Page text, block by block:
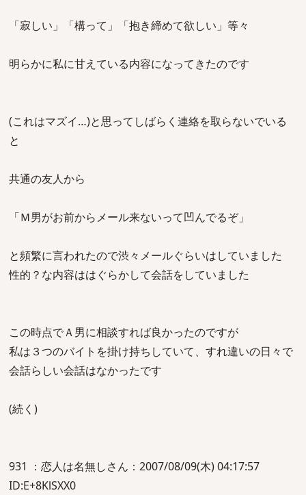
「寂しい」「構って」「抱き締めて欲しい」等々
明らかに私に甘えている内容になってきたのです
(これはマズイ…)と思ってしばらく連絡を取らないでいる
と
共通の友人から
「Ｍ男がお前からメール来ないって凹んでるぞ」
と頻繁に言われたので渋々メールぐらいはしていました
性的？な内容ははぐらかして会話をしていました
この時点でＡ男に相談すれば良かったのですが
私は３つのバイトを掛け持ちしていて、すれ違いの日々で
会話らしい会話はなかったです
(続く)
931 ：恋人は名無しさん：2007/08/09(木) 04:17:57
ID:E+8KlSXX0